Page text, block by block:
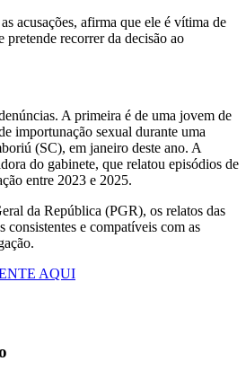
acusações, afirma que ele é vítima de
recorrer da decisão ao
A primeira é de uma jovem de
importunação sexual durante uma
(SC), em janeiro deste ano. A
do gabinete, que relatou episódios de
entre 2023 e 2025.
da República (PGR), os relatos das
consistentes e compatíveis com as
AQUI